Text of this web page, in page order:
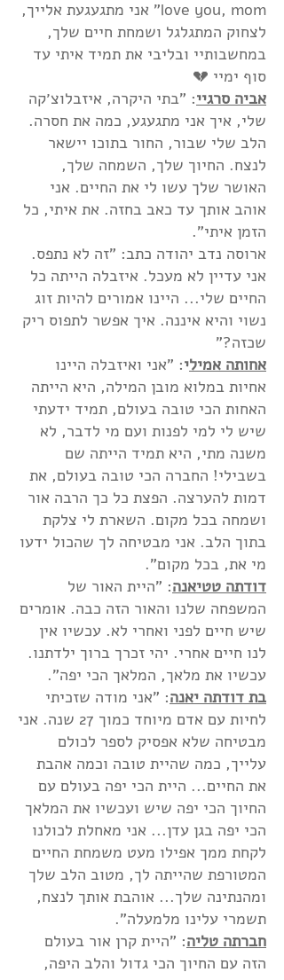
love you, mom" אני מתגעגעת אלייך,
לצחוק המתגלגל ושמחת חיים שלך,
במחשבותיי ובליבי את תמיד איתי עד
סוף ימיי 💔
אביה סרגיי: "בתי היקרה, איזבלוצ׳קה
שלי, איך אני מתגעגע, כמה את חסרה.
הלב שלי שבור, החור בתוכו יישאר
לנצח. החיוך שלך, השמחה שלך,
האושר שלך עשו לי את החיים. אני
אוהב אותך עד כאב בחזה. את איתי, כל
הזמן איתי".
ארוסה נדב יהודה כתב: "זה לא נתפס.
אני עדיין לא מעכל. איזבלה הייתה כל
החיים שלי... היינו אמורים להיות זוג
נשוי והיא איננה. איך אפשר לתפוס ריק
שכזה?"
אחותה אמילי: "אני ואיזבלה היינו
אחיות במלוא מובן המילה, היא הייתה
האחות הכי טובה בעולם, תמיד ידעתי
שיש לי למי לפנות ועם מי לדבר, לא
משנה מתי, היא תמיד הייתה שם
בשבילי! החברה הכי טובה בעולם, את
דמות להערצה. הפצת כל כך הרבה אור
ושמחה בכל מקום. השארת לי צלקת
בתוך הלב. אני מבטיחה לך שהכול ידעו
מי את, בכל מקום".
דודתה טטיאנה: "היית האור של
המשפחה שלנו והאור הזה כבה. אומרים
שיש חיים לפני ואחרי לא. עכשיו אין
לנו חיים אחרי. יהי זכרך ברוך ילדתנו.
עכשיו את מלאך, המלאך הכי יפה".
בת דודתה יאנה: "אני מודה שזכיתי
לחיות עם אדם מיוחד כמוך 27 שנה. אני
מבטיחה שלא אפסיק לספר לכולם
עלייך, כמה שהיית טובה וכמה אהבת
את החיים... היית הכי יפה בעולם עם
החיוך הכי יפה שיש ועכשיו את המלאך
הכי יפה בגן עדן... אני מאחלת לכולנו
לקחת ממך אפילו מעט משמחת החיים
המטורפת שהייתה לך, מטוב הלב שלך
ומהנתינה שלך... אוהבת אותך לנצח,
תשמרי עלינו מלמעלה".
חברתה טליה: "היית קרן אור בעולם
הזה עם החיוך הכי גדול והלב היפה,